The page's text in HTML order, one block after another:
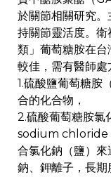
於關節相關研究
持關節靈活度。
類」葡萄糖胺在
較佳，需有醫師處
1.硫酸鹽葡萄糖胺
合的化合物，
2.硫酸葡萄糖胺
sodium chloride
合氯化鈉（鹽）
鈉、鉀離子，長